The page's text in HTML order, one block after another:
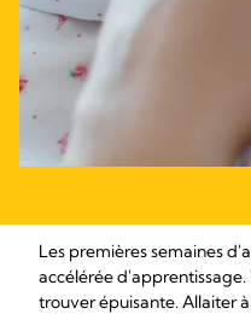
Les premières semaines
accélérée d'apprentissage.
trouver épuisante. Allaiter